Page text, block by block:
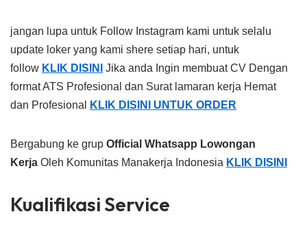
jangan lupa untuk Follow Instagram kami untuk selalu
update loker yang kami shere setiap hari, untuk
follow KLIK DISINI
Jika anda Ingin membuat CV Dengan
format ATS Profesional dan Surat lamaran kerja Hemat
dan Profesional
KLIK DISINI UNTUK ORDER
Bergabung ke grup Official Whatsapp Lowongan
Kerja Oleh Komunitas Manakerja Indonesia KLIK DISINI
Kualifikasi Service